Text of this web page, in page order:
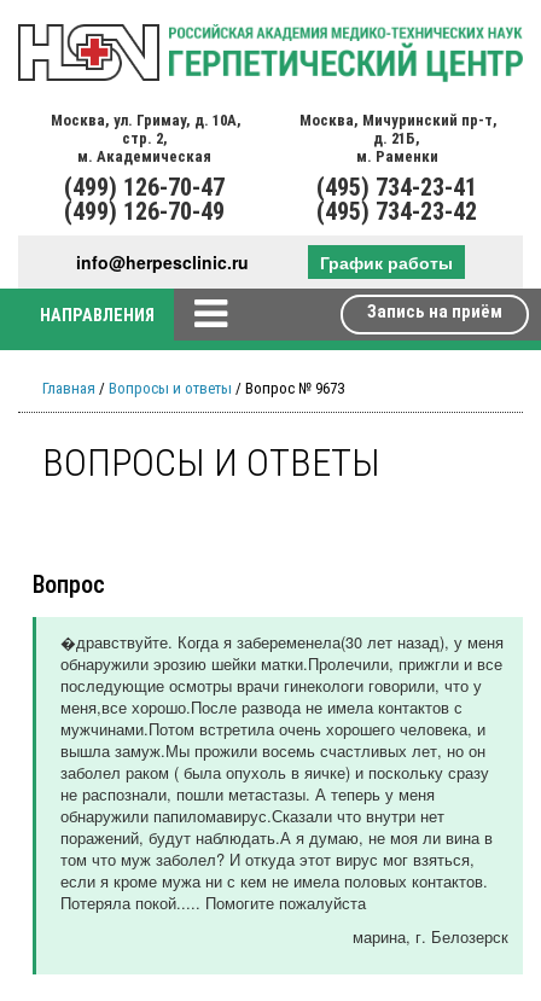
Москва, ул. Гримау, д. 10А,
стр. 2,
м. Академическая
(499) 126-70-47
(499) 126-70-49
Москва, Мичуринский пр-т,
д. 21Б,
м. Раменки
(495) 734-23-41
(495) 734-23-42
info@herpesclinic.ru График работы
НАПРАВЛЕНИЯ Запись на приём
Главная / Вопросы и ответы / Вопрос № 9673
ВОПРОСЫ И ОТВЕТЫ
Вопрос
�дравствуйте. Когда я забеременела(30 лет назад), у меня
обнаружили эрозию шейки матки.Пролечили, прижгли и все
последующие осмотры врачи гинекологи говорили, что у
меня,все хорошо.После развода не имела контактов с
мужчинами.Потом встретила очень хорошего человека, и
вышла замуж.Мы прожили восемь счастливых лет, но он
заболел раком ( была опухоль в яичке) и поскольку сразу
не распознали, пошли метастазы. А теперь у меня
обнаружили папиломавирус.Сказали что внутри нет
поражений, будут наблюдать.А я думаю, не моя ли вина в
том что муж заболел? И откуда этот вирус мог взяться,
если я кроме мужа ни с кем не имела половых контактов.
Потеряла покой..... Помогите пожалуйста
марина, г. Белозерск